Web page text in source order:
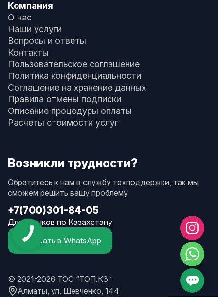
Компания
О нас
Наши услуги
Вопросы и ответы
Контакты
Пользовательское соглашение
Политика конфиденциальности
Соглашение на хранение данных
Правила отмены подписки
Описание процедуры оплаты
Расчеты стоимости услуг
Возникли трудности?
Обратитесь к нам в службу техподдержки, так мы
сможем решить вашу проблему
+7(700)301-84-05
Для звонков по Казахстану
Написать в WhatsApp
© 2021-2026 ТОО “ТОП.КЗ”
Алматы, ул. Шевченко, 144